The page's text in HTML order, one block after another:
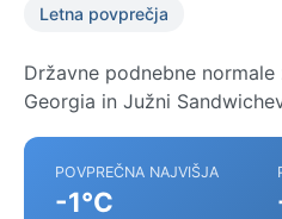
Letna povprečja
Državne podnebne
Georgia in Južni
POVPREČNA NAJVIŠJA
-1°C